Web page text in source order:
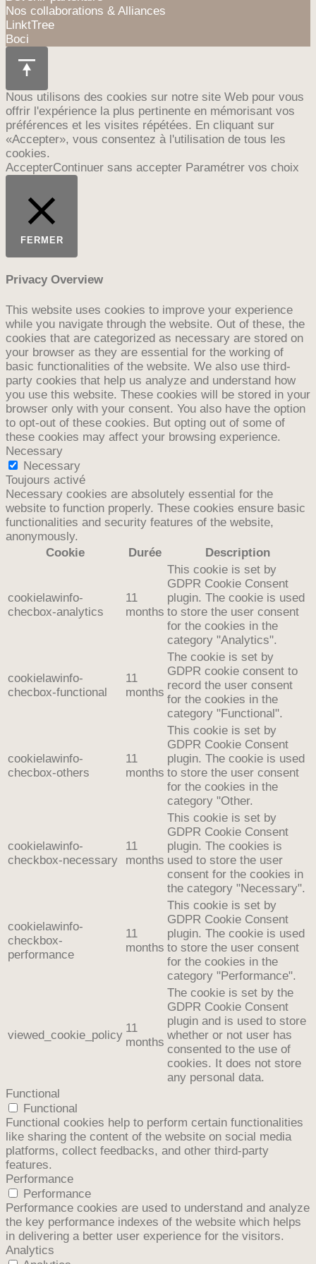
Nos collaborations & Alliances
LinktTree
Boci
Nous utilisons des cookies sur notre site Web pour vous
offrir l'expérience la plus pertinente en mémorisant vos
préférences et les visites répétées. En cliquant sur
«Accepter», vous consentez à l'utilisation de tous les
cookies.
AccepterContinuer sans accepter Paramétrer vos choix
FERMER
Privacy Overview
This website uses cookies to improve your experience
while you navigate through the website. Out of these, the
cookies that are categorized as necessary are stored on
your browser as they are essential for the working of
basic functionalities of the website. We also use third-
party cookies that help us analyze and understand how
you use this website. These cookies will be stored in your
browser only with your consent. You also have the option
to opt-out of these cookies. But opting out of some of
these cookies may affect your browsing experience.
Necessary
Necessary
Toujours activé
Necessary cookies are absolutely essential for the
website to function properly. These cookies ensure basic
functionalities and security features of the website,
anonymously.
Cookie
Durée Description
cookielawinfo-
checbox-analytics
11
months
This cookie is set by
GDPR Cookie Consent
plugin. The cookie is used
to store the user consent
for the cookies in the
category "Analytics".
cookielawinfo-
checbox-functional
11
months
The cookie is set by
GDPR cookie consent to
record the user consent
for the cookies in the
category "Functional".
cookielawinfo-
checbox-others
11
months
This cookie is set by
GDPR Cookie Consent
plugin. The cookie is used
to store the user consent
for the cookies in the
category "Other.
cookielawinfo-
checkbox-necessary
11
months
This cookie is set by
GDPR Cookie Consent
plugin. The cookies is
used to store the user
consent for the cookies in
the category "Necessary".
cookielawinfo-
checkbox-
performance
11
months
This cookie is set by
GDPR Cookie Consent
plugin. The cookie is used
to store the user consent
for the cookies in the
category "Performance".
viewed_cookie_policy
11
months
The cookie is set by the
GDPR Cookie Consent
plugin and is used to store
whether or not user has
consented to the use of
cookies. It does not store
any personal data.
Functional
Functional
Functional cookies help to perform certain functionalities
like sharing the content of the website on social media
platforms, collect feedbacks, and other third-party
features.
Performance
Performance
Performance cookies are used to understand and analyze
the key performance indexes of the website which helps
in delivering a better user experience for the visitors.
Analytics